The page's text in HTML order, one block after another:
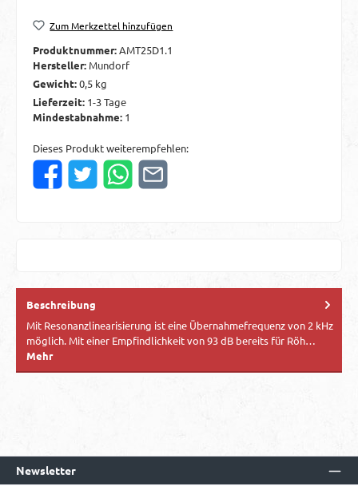
Zum Merkzettel hinzufügen
Produktnummer:AMT25D1.1
Hersteller: Mundorf
Gewicht:0,5 kg
Lieferzeit: 1-3 Tage
Mindestabnahme: 1
Dieses Produkt weiterempfehlen:
Beschreibung
Mit Resonanzlinearisierung ist eine Übernahmefrequenz von 2 kHz
möglich. Mit einer Empfindlichkeit von 93 dB bereits für Röh…
Mehr
Newsletter